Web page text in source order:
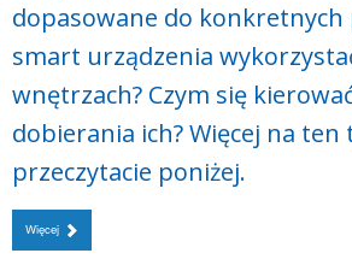
dopasowane do konkretnych
smart urządzenia
wnętrzach? Czym się
dobierania ich? Więcej na ten
przeczytacie poniżej.
Więcej